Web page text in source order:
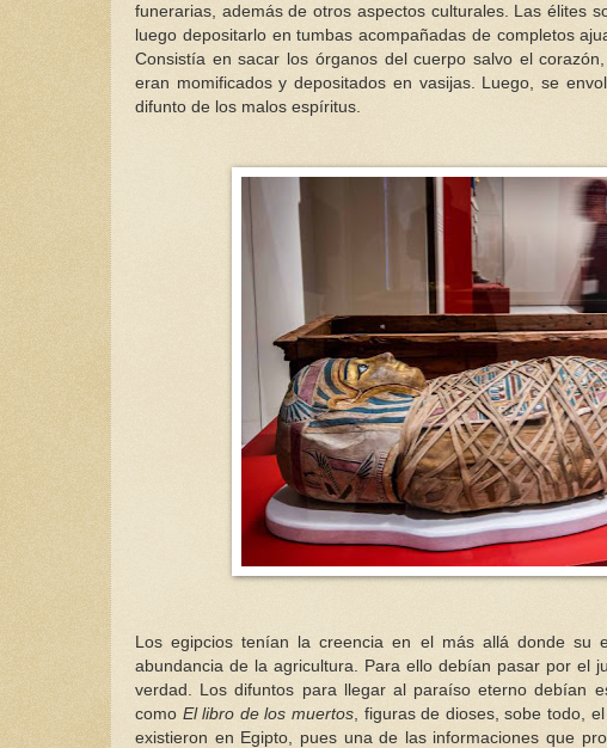
funerarias, además de otros aspectos culturales. Las élites
luego depositarlo en tumbas acompañadas de completos
Consistía en sacar los órganos del cuerpo salvo el
eran momificados y depositados en vasijas. Luego, se
difunto de los malos espíritus.
Los egipcios tenían la creencia en el más allá donde
abundancia de la agricultura. Para ello debían pasar por el
verdad. Los difuntos para llegar al paraíso eterno debían
como El libro de los muertos , figuras de dioses, sobe todo,
existieron en Egipto, pues una de las informaciones que